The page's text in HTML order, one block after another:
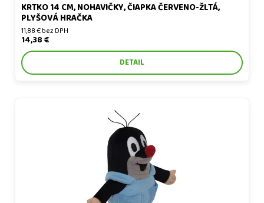
KRTKO 14 CM, NOHAVIČKY, ČIAPKA ČERVENO-ŽLTÁ,
PLYŠOVÁ HRAČKA
11,88 € bez DPH
14,38 €
DETAIL
Plyšový Krtko 12cm, v nohavičkách - plyšové hračky